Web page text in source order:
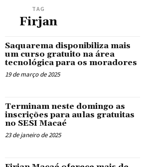
TAG
Firjan
Saquarema disponibiliza mais
um curso gratuito na área
tecnológica para os moradores
19 de março de 2025
Terminam neste domingo as
inscrições para aulas gratuitas
no SESI Macaé
23 de janeiro de 2025